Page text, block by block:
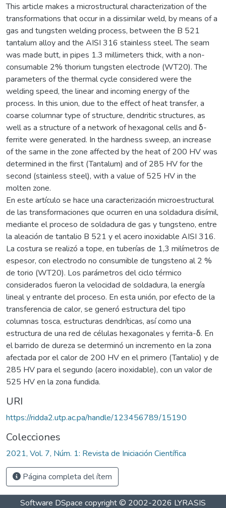
This article makes a microstructural characterization of the
transformations that occur in a dissimilar weld, by means of a
gas and tungsten welding process, between the B 521
tantalum alloy and the AISI 316 stainless steel. The seam
was made butt, in pipes 1.3 millimeters thick, with a non-
consumable 2% thorium tungsten electrode (WT20). The
parameters of the thermal cycle considered were the
welding speed, the linear and incoming energy of the
process. In this union, due to the effect of heat transfer, a
coarse columnar type of structure, dendritic structures, as
well as a structure of a network of hexagonal cells and δ-
ferrite were generated. In the hardness sweep, an increase
of the same in the zone affected by the heat of 200 HV was
determined in the first (Tantalum) and of 285 HV for the
second (stainless steel), with a value of 525 HV in the
molten zone.
En este artículo se hace una caracterización microestructural
de las transformaciones que ocurren en una soldadura disímil,
mediante el proceso de soldadura de gas y tungsteno, entre
la aleación de tantalio B 521 y el acero inoxidable AISI 316.
La costura se realizó a tope, en tuberías de 1,3 milímetros de
espesor, con electrodo no consumible de tungsteno al 2 %
de torio (WT20). Los parámetros del ciclo térmico
considerados fueron la velocidad de soldadura, la energía
lineal y entrante del proceso. En esta unión, por efecto de la
transferencia de calor, se generó estructura del tipo
columnas tosca, estructuras dendríticas, así como una
estructura de una red de células hexagonales y ferrita-δ. En
el barrido de dureza se determinó un incremento en la zona
afectada por el calor de 200 HV en el primero (Tantalio) y de
285 HV para el segundo (acero inoxidable), con un valor de
525 HV en la zona fundida.
URI
https://ridda2.utp.ac.pa/handle/123456789/15190
Colecciones
2021, Vol. 7, Núm. 1: Revista de Iniciación Científica
Página completa del ítem
Software DSpace copyright © 2002-2026 LYRASIS